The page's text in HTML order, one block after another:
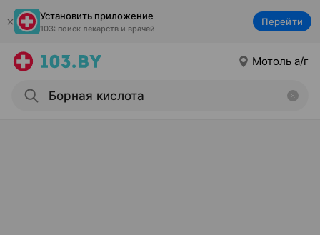
Установить приложение
103: поиск лекарств и врачей
Перейти
Мотоль а/г